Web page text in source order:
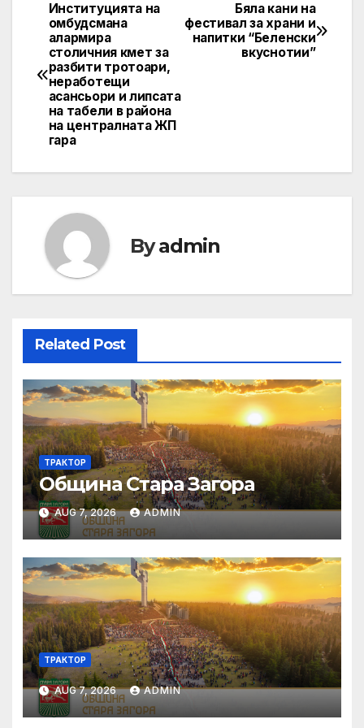
Post
navigation
Бяла кани на
фестивал за храни и
напитки “Беленски
вкуснотии”
Институцията на
омбудсмана
алармира
столичния кмет за
разбити тротоари,
неработещи
асансьори и липсата
на табели в района
на централната ЖП
гара
Byadmin
Related Post
ТРАКТОР
Община Стара Загора
AUG 7, 2026 ADMIN
ТРАКТОР
AUG 7, 2026 ADMIN